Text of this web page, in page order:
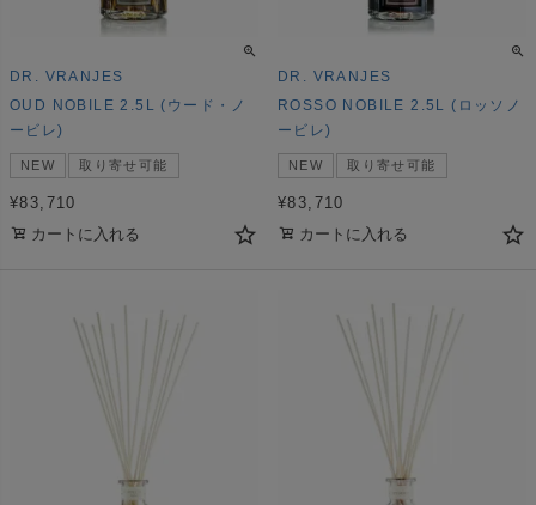
DR. VRANJES
OUD NOBILE 2.5L (ウード・ノ
ービレ)
NEW 取り寄せ可能
¥83,710
カートに入れる
DR. VRANJES
ROSSO NOBILE 2.5L (ロッソノ
ービレ)
NEW 取り寄せ可能
¥83,710
カートに入れる